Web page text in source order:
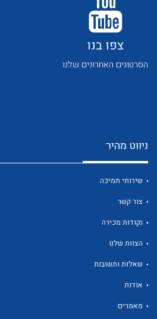
לכל מוצרי היצרן
צפו בנו
הסרטונים האחרונים שלנו
ניווט מהיר
שירותי תמיכה
צור קשר
נקודות מכירה
הצוות שלנו
שאלות ותשובות
אודות
מאמרים